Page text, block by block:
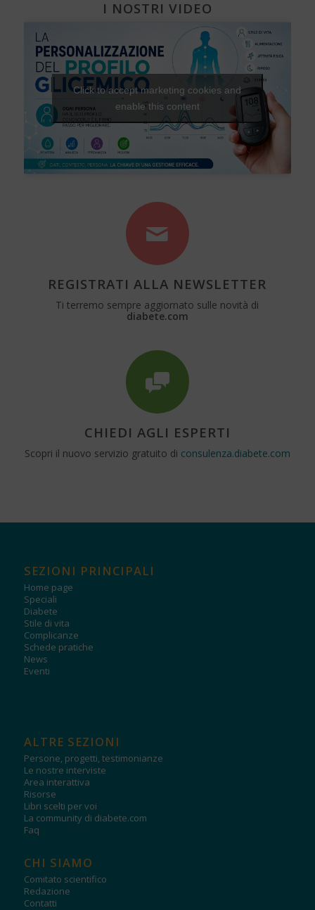
I NOSTRI VIDEO
Click to accept marketing cookies and
enable this content
REGISTRATI ALLA NEWSLETTER
Ti terremo sempre aggiornato sulle novità di
diabete.com
CHIEDI AGLI ESPERTI
Scopri il nuovo servizio gratuito di consulenza.diabete.com
SEZIONI PRINCIPALI
Home page
Speciali
Diabete
Stile di vita
Complicanze
Schede pratiche
News
Eventi
ALTRE SEZIONI
Persone, progetti, testimonianze
Le nostre interviste
Area interattiva
Risorse
Libri scelti per voi
La community di diabete.com
Faq
CHI SIAMO
Comitato scientifico
Redazione
Contatti